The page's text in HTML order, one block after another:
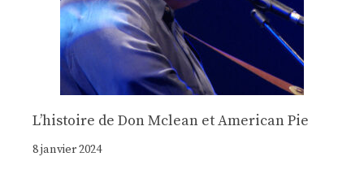
Lʼhistoire de Don Mclean et American Pie
8 janvier 2024